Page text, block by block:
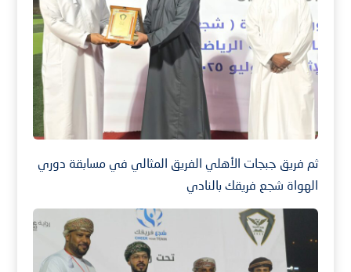
ثم فريق جبجات الأهلي الفريق المثالي في مسابقة دوري
الهواة شجع فريقك بالنادي